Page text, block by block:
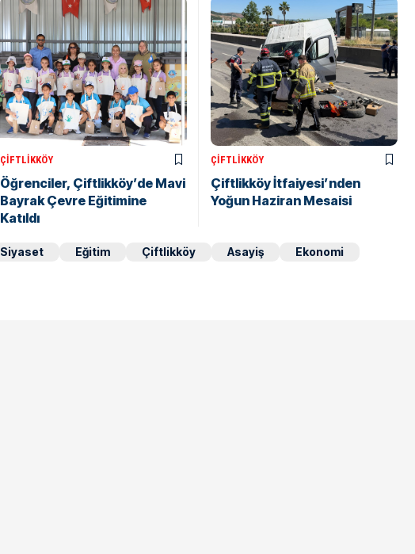
ÇIFTLIKKÖY
Öğrenciler, Çiftlikköy’de Mavi
Bayrak Çevre Eğitimine
Katıldı
ÇIFTLIKKÖY
Çiftlikköy İtfaiyesi’nden
Yoğun Haziran Mesaisi
Siyaset Eğitim Çiftlikköy Asayiş
Ekonomi